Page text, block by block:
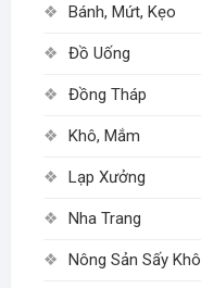
trang
Bánh, Mứt, Kẹo
Đồ Uống
Đồng Tháp
Khô, Mắm
Lạp Xưởng
Nha Trang
Nông Sản Sấy Khô